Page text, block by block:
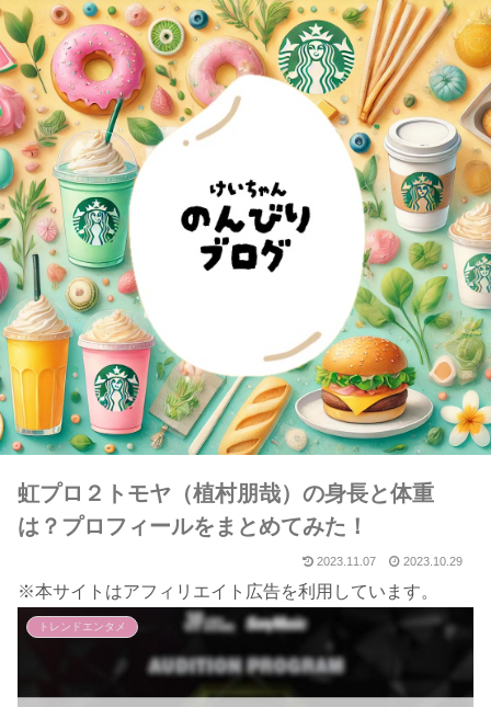
虹プロ２トモヤ（植村朋哉）の身長と体重
は？プロフィールをまとめてみた！
2023.11.07 2023.10.29
※本サイトはアフィリエイト広告を利用しています。
トレンドエンタメ